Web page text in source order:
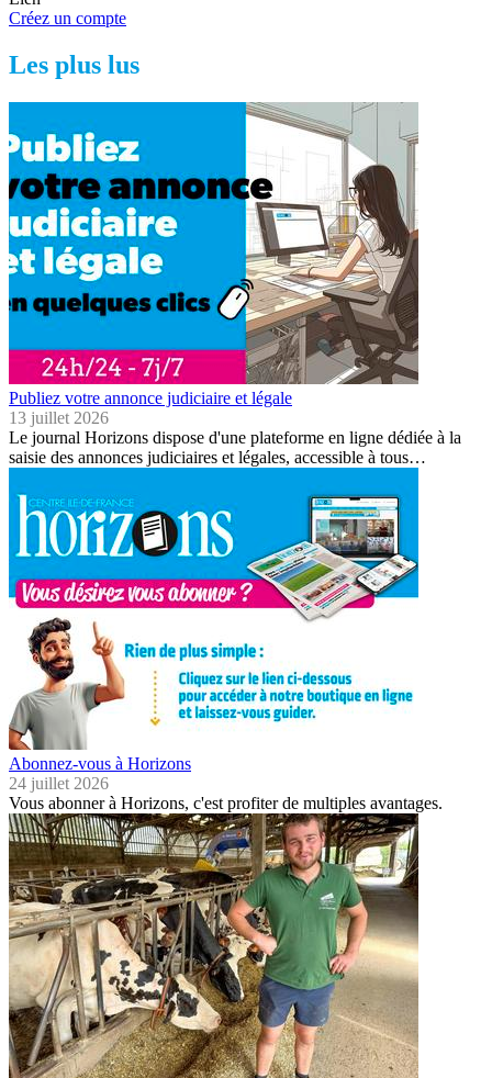
Créez un compte
Les plus lus
Publiez votre annonce judiciaire et légale
13 juillet 2026
Le journal Horizons dispose d'une plateforme en ligne dédiée à la
saisie des annonces judiciaires et légales, accessible à tous…
Abonnez-vous à Horizons
24 juillet 2026
Vous abonner à Horizons, c'est profiter de multiples avantages.